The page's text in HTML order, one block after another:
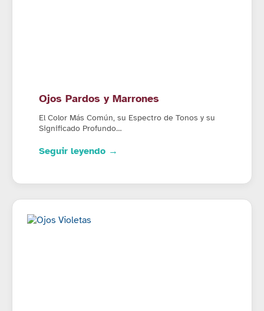
Ojos Pardos y Marrones
El Color Más Común, su Espectro de Tonos y su
Significado Profundo…
Seguir leyendo →